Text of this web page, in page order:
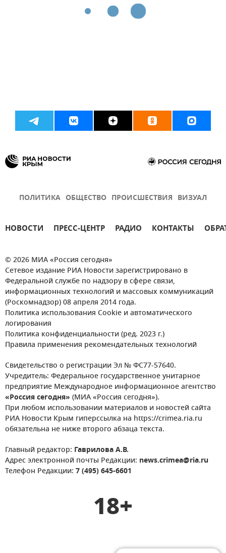
ПОЛИТИКА ОБЩЕСТВО ПРОИСШЕСТВИЯ ВИЗУАЛ
НОВОСТИ ПРЕСС-ЦЕНТР РАДИО КОНТАКТЫ
© 2026 МИА «Россия сегодня»
Сетевое издание РИА Новости зарегистрировано в
Федеральной службе по надзору в сфере связи,
информационных технологий и массовых коммуникаций
(Роскомнадзор) 08 апреля 2014 года.
Политика использования Cookie и автоматического
логирования
Политика конфиденциальности (ред. 2023 г.)
Правила применения рекомендательных технологий
Свидетельство о регистрации Эл № ФС77-57640.
Учредитель: Федеральное государственное унитарное
предприятие Международное информационное агентство
«Россия сегодня» (МИА «Россия сегодня»).
При любом использовании материалов и новостей сайта
РИА Новости Крым гиперссылка на https://crimea.ria.ru
обязательна не ниже второго абзаца текста.
Главный редактор: Гаврилова А.В.
Адрес электронной почты Редакции: news.crimea@ria.ru
Телефон Редакции: 7 (495) 645-6601
18+